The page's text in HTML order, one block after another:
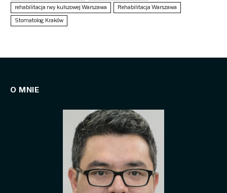
rehabilitacja rwy kulszowej Warszawa
Rehabilitacja Warszawa
Stomatolog Kraków
O MNIE